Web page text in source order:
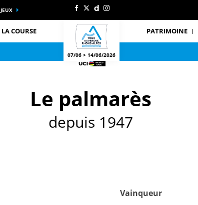
JEUX
LA COURSE
07/06 > 14/06/2026
PATRIMOINE
Le palmarès
depuis 1947
Vainqueur